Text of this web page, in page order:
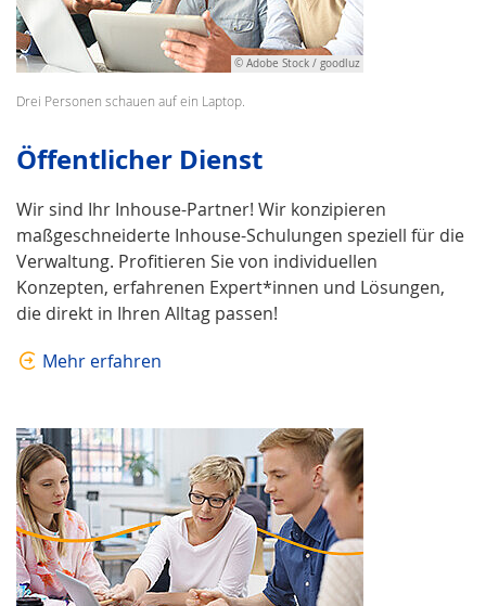
© Adobe Stock / goodluz
Drei Personen schauen auf ein Laptop.
Öffentlicher Dienst
Wir sind Ihr Inhouse-Partner! Wir konzipieren
maßgeschneiderte Inhouse-Schulungen speziell für die
Verwaltung. Profitieren Sie von individuellen
Konzepten, erfahrenen Expert*innen und Lösungen,
die direkt in Ihren Alltag passen!
Mehr erfahren